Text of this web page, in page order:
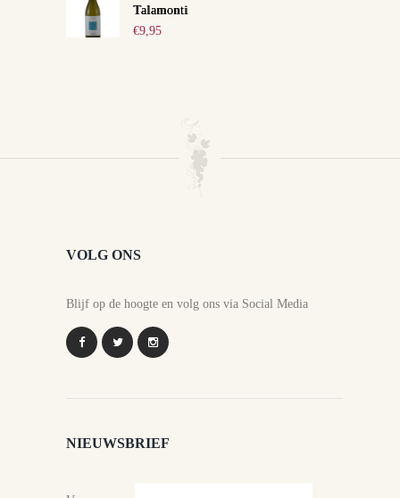
Talamonti
€9,95
VOLG ONS
Blijf op de hoogte en volg ons via Social Media
NIEUWSBRIEF